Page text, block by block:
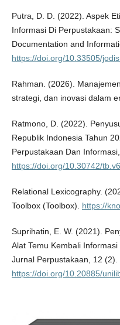
Putra, D. D. (2022). Aspek
Informasi Di Perpustakaan:
Documentation and
https://doi.org/10.33505/
Rahman. (2026).
strategi, dan inovasi dalam
Ratmono, D. (2022).
Republik Indonesia Tahun
Perpustakaan Dan
https://doi.org/10.30742/
Relational Lexicography.
Toolbox (Toolbox). https://
Suprihatin, E. W. (2021).
Alat Temu Kembali
Jurnal Perpustakaan, 12 (2).
https://doi.org/10.20885/